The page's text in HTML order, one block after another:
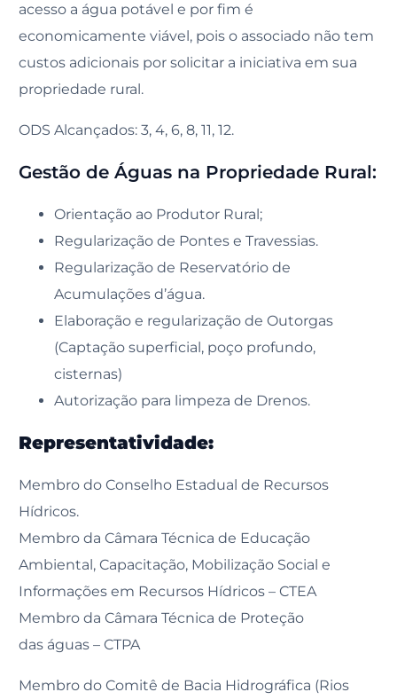
acesso a água potável e por fim é
economicamente viável, pois o associado não tem
custos adicionais por solicitar a iniciativa em sua
propriedade rural.
ODS Alcançados: 3, 4, 6, 8, 11, 12.
Gestão de Águas na Propriedade Rural:
Orientação ao Produtor Rural;
Regularização de Pontes e Travessias.
Regularização de Reservatório de
Acumulações d’água.
Elaboração e regularização de Outorgas
(Captação superficial, poço profundo,
cisternas)
Autorização para limpeza de Drenos.
Representatividade:
Membro do Conselho Estadual de Recursos
Hídricos.
Membro da Câmara Técnica de Educação
Ambiental, Capacitação, Mobilização Social e
Informações em Recursos Hídricos – CTEA
Membro da Câmara Técnica de Proteção
das águas – CTPA
Membro do Comitê de Bacia Hidrográfica (Rios